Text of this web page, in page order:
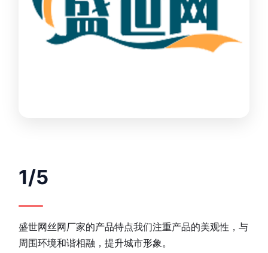
1/5
盛世网丝网厂家的产品特点我们注重产品的美观性，与
周围环境和谐相融，提升城市形象。